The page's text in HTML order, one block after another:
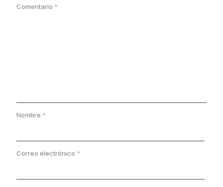
Comentario *
Nombre *
Correo electrónico *